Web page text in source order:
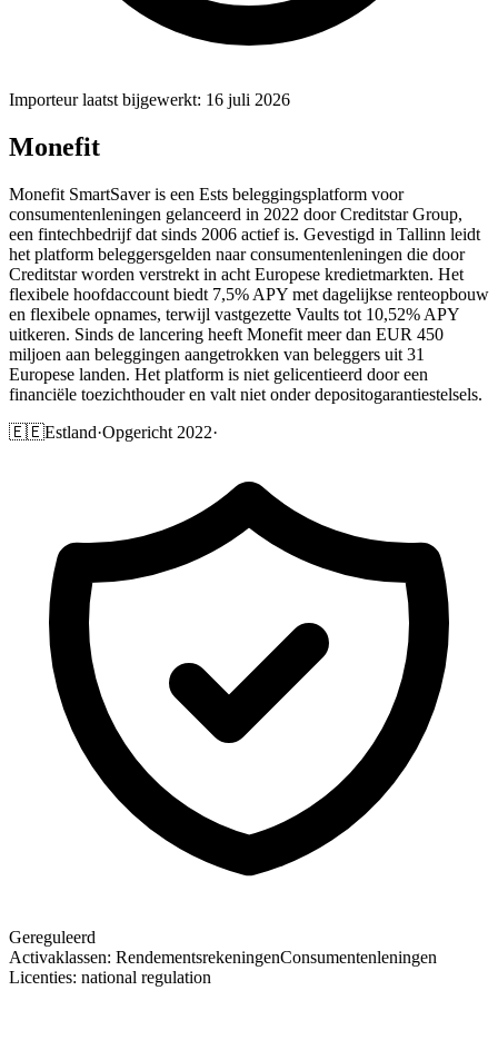
Importeur laatst bijgewerkt: 16 juli 2026
Monefit
Monefit SmartSaver is een Ests beleggingsplatform voor
consumentenleningen gelanceerd in 2022 door Creditstar Group,
een fintechbedrijf dat sinds 2006 actief is. Gevestigd in Tallinn leidt
het platform beleggersgelden naar consumentenleningen die door
Creditstar worden verstrekt in acht Europese kredietmarkten. Het
flexibele hoofdaccount biedt 7,5% APY met dagelijkse renteopbouw
en flexibele opnames, terwijl vastgezette Vaults tot 10,52% APY
uitkeren. Sinds de lancering heeft Monefit meer dan EUR 450
miljoen aan beleggingen aangetrokken van beleggers uit 31
Europese landen. Het platform is niet gelicentieerd door een
financiële toezichthouder en valt niet onder depositogarantiestelsels.
🇪🇪Estland·Opgericht 2022·
Gereguleerd
Activaklassen: RendementsrekeningenConsumentenleningen
Licenties: national regulation